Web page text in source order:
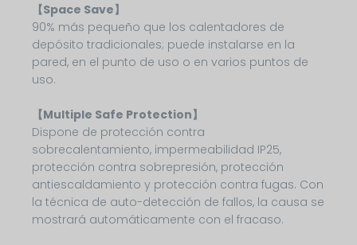
【Space Save】
90% más pequeño que los calentadores de
depósito tradicionales; puede instalarse en la
pared, en el punto de uso o en varios puntos de
uso.
【Multiple Safe Protection】
Dispone de protección contra
sobrecalentamiento, impermeabilidad IP25,
protección contra sobrepresión, protección
antiescaldamiento y protección contra fugas. Con
la técnica de auto-detección de fallos, la causa se
mostrará automáticamente con el fracaso.